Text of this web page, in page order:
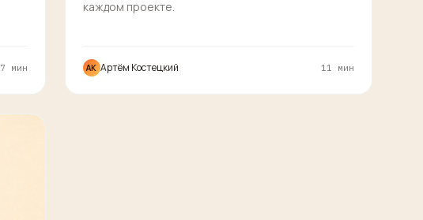
7 мин
каждом проекте.
АК Артём Костецкий 11 мин